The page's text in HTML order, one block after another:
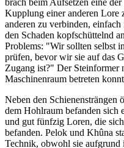
Kupplung einer anderen Lore
anderen zu verbinden,
den Schaden kopfschüttelnd
Problems: "Wir sollten selbst
prüfen, bevor wir sie auf das
Zugang ist?" Der Steinformer
Maschinenraum betreten
Neben den Schienensträngen
dem Hohlraum befanden sich
und gut fünfzig Loren, die
befanden. Pelok und Khûna
Technik, obwohl sie aufgrund